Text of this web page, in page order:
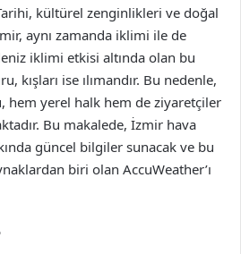
kültürel zenginlikleri ve doğal
aynı zamanda iklimi ile de
iklimi etkisi altında olan bu
kışları ise ılımandır. Bu nedenle,
hem yerel halk hem de ziyaretçiler
Bu makalede, İzmir hava
güncel bilgiler sunacak ve bu
biri olan AccuWeather’ı